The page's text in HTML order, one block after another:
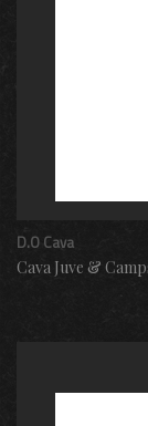
D.O Cava
Cava Juve &